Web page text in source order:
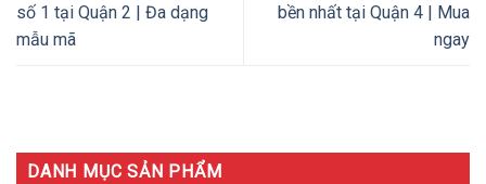
số 1 tại Quận 2 | Đa dạng
mẫu mã
bền nhất tại Quận 4 | Mua
ngay
DANH MỤC SẢN PHẨM